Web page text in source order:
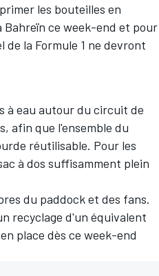
les bouteilles en
Bahreïn ce week-end et pour
la Formule 1 ne devront
à eau autour du circuit de
afin que l'ensemble du
réutilisable. Pour les
à dos suffisamment plein
du paddock et des fans.
recyclage d'un équivalent
place dès ce week-end